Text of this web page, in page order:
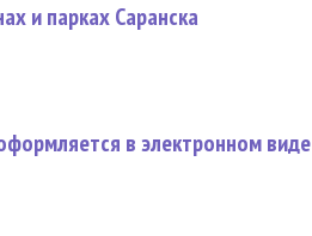
и парках Саранска
в электронном виде